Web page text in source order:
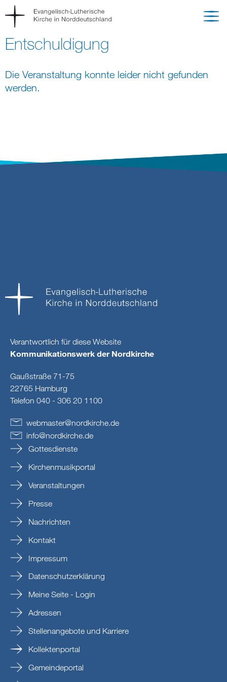
Entschuldigung
Die Veranstaltung konnte leider nicht gefunden
werden.
Verantwortlich für diese Website
Kommunikationswerk der Nordkirche
Gaußstraße 71-75
22765 Hamburg
Telefon 040 - 306 20 1100
webmaster@nordkirche de
info@nordkirche.de
Gottesdienste
Kirchenmusikportal
Veranstaltungen
Presse
Nachrichten
Kontakt
Impressum
Datenschutzerklärung
Meine Seite - Login
Adressen
Stellenangebote und Karriere
Kollektenportal
Gemeindeportal